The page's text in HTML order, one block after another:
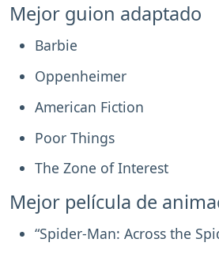
Mejor guion adaptado
Barbie
Oppenheimer
American Fiction
Poor Things
The Zone of Interest
Mejor película de
“Spider-Man: Across the